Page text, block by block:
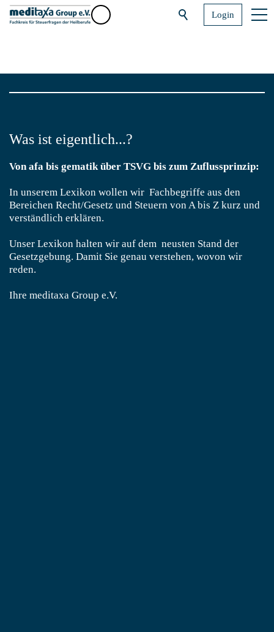
Login
Was ist eigentlich...?
Von afa bis gematik über TSVG bis zum Zuflussprinzip:
In unserem Lexikon wollen wir Fachbegriffe aus den
Bereichen Recht/Gesetz und Steuern von A bis Z kurz und
verständlich erklären.
Unser Lexikon halten wir auf dem neusten Stand der
Gesetzgebung. Damit Sie genau verstehen, wovon wir
reden.
Ihre meditaxa Group e.V.